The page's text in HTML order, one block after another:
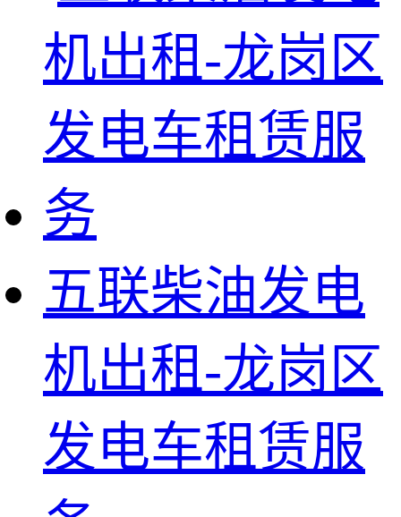
五联柴油发电
机出租-龙岗区
发电车租赁服